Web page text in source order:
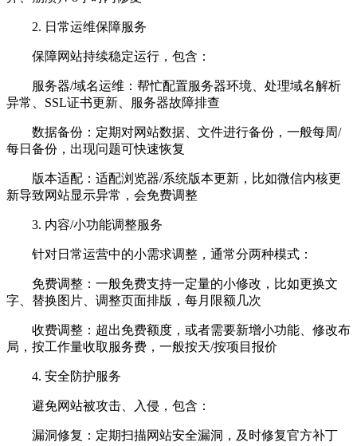
2. 日常运维保障服务
保障网站持续稳定运行，包含：
服务器/域名运维：帮忙配置服务器环境、处理域名解析
异常、SSL证书更新、服务器故障排查
数据备份：定期对网站数据、文件进行备份，一般每周/
每日备份，出现问题可快速恢复
版本适配：适配浏览器/系统版本更新，比如微信内核更
新导致网站显示异常，会免费调整
3. 内容/小功能调整服务
针对日常运营中的小需求调整，通常分两种模式：
免费调整：一般免费支持一定量的小修改，比如更换文
字、替换图片、调整页面排版，每月限额几次
收费调整：超出免费额度，或者需要新增小功能、修改布
局，按工作量收取服务费，一般按天/按项目报价
4. 安全防护服务
避免网站被攻击、入侵，包含：
漏洞修复：定期扫描网站安全漏洞，及时修复官方补丁